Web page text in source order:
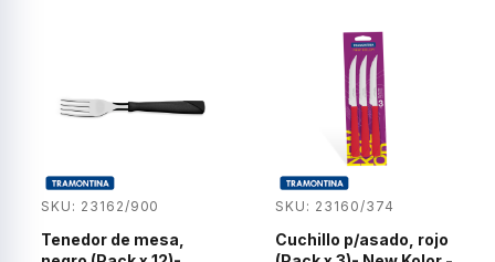
SKU: 23162/900
Tenedor de mesa,
SKU: 23160/374
Cuchillo p/asado, rojo